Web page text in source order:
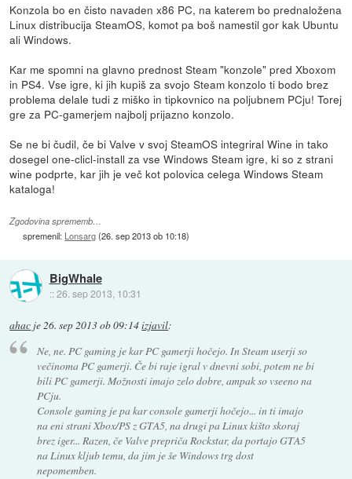
Konzola bo en čisto navaden x86 PC, na katerem bo prednaložena
Linux distribucija SteamOS, komot pa boš namestil gor kak Ubuntu
ali Windows.
Kar me spomni na glavno prednost Steam "konzole" pred Xboxom
in PS4. Vse igre, ki jih kupiš za svojo Steam konzolo ti bodo brez
problema delale tudi z miško in tipkovnico na poljubnem PCju! Torej
gre za PC-gamerjem najbolj prijazno konzolo.
Se ne bi čudil, če bi Valve v svoj SteamOS integriral Wine in tako
dosegel one-clicl-install za vse Windows Steam igre, ki so z strani
wine podprte, kar jih je več kot polovica celega Windows Steam
kataloga!
Zgodovina sprememb…
spremenil: Lonsarg(26. sep 2013 ob 10:18)
BigWhale
::26. sep 2013, 10:31
ahac je26. sep 2013 ob 09:14izjavil:
Ne, ne. PC gaming je kar PC gamerji hočejo. In Steam userji so
večinoma PC gamerji. Če bi raje igral v dnevni sobi, potem ne bi
bili PC gamerji. Možnosti imajo zelo dobre, ampak so vseeno na
PCju.
Console gaming je pa kar console gamerji hočejo... in ti imajo
na eni strani Xbox/PS z GTA5, na drugi pa Linux kišto skoraj
brez iger... Razen, če Valve prepriča Rockstar, da portajo GTA5
na Linux kljub temu, da jim je še Windows trg dost
nepomemben.